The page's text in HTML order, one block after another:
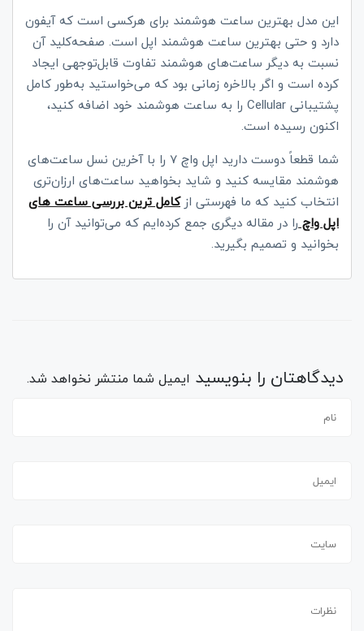
این مدل بهترین ساعت هوشمند برای هرکسی است که آیفون
دارد و حتی بهترین ساعت هوشمند اپل است. صفحه‌کلید آن
نسبت به دیگر ساعت‌های هوشمند تفاوت قابل‌توجهی ایجاد
کرده است و اگر بالاخره زمانی بود که می‌خواستید به‌طور کامل
پشتیبانیCellular را به ساعت هوشمند خود اضافه کنید،
اکنون رسیده است.
شما قطعاً دوست دارید اپل واچ 7 را با آخرین نسل ساعت‌های
هوشمند مقایسه کنید و شاید بخواهید ساعت‌های ارزان‌تری
انتخاب کنید که ما فهرستی ازکامل ترین بررسی ساعت های
اپل واچرا در مقاله دیگری جمع کرده‌ایم که می‌توانید آن را
بخوانید و تصمیم بگیرید.
دیدگاهتان را بنویسید ایمیل شما منتشر نخواهد شد.